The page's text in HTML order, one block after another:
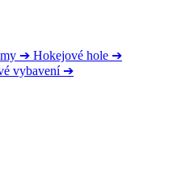
➔ Hokejové hole ➔
vybavení ➔